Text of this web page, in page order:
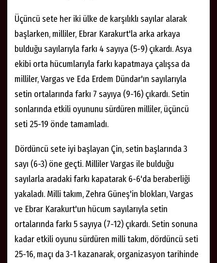
Üçüncü sete her iki ülke de karşılıklı sayılar alarak
başlarken, milliler, Ebrar Karakurt'la arka arkaya
bulduğu sayılarıyla farkı 4 sayıya (5-9) çıkardı. Asya
ekibi orta hücumlarıyla farkı kapatmaya çalışsa da
milliler, Vargas ve Eda Erdem Dündar'ın sayılarıyla
setin ortalarında farkı 7 sayıya (9-16) çıkardı. Setin
sonlarında etkili oyununu sürdüren milliler, üçüncü
seti 25-19 önde tamamladı.
Dördüncü sete iyi başlayan Çin, setin başlarında 3
sayı (6-3) öne geçti. Milliler Vargas ile bulduğu
sayılarla aradaki farkı kapatarak 6-6'da beraberliği
yakaladı. Milli takım, Zehra Güneş'in blokları, Vargas
ve Ebrar Karakurt'un hücum sayılarıyla setin
ortalarında farkı 5 sayıya (7-12) çıkardı. Setin sonuna
kadar etkili oyunu sürdüren milli takım, dördüncü seti
25-16, maçı da 3-1 kazanarak, organizasyon tarihinde